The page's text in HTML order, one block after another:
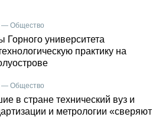
— Общество
Горного университета
практику на
— Общество
в стране технический вуз и
и метрологии «сверяют